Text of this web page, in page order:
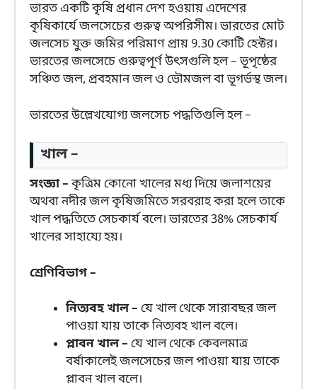
ভারত একটি কৃষি প্রধান দেশ হওয়ায় এদেশের
কৃষিকার্যে জলসেচের গুরুত্ব অপরিসীম। ভারতের মোট
জলসেচ যুক্ত জমির পরিমাণ প্রায় 9.30 কোটি হেক্টর।
ভারতের জলসেচে গুরুত্বপূর্ণ উৎসগুলি হল – ভূপৃষ্ঠের
সঞ্চিত জল, প্রবহমান জল ও ভৌমজল বা ভূগর্ভস্থ জল।
ভারতের উল্লেখযোগ্য জলসেচ পদ্ধতিগুলি হল –
খাল –
সংজ্ঞা –কৃত্রিম কোনো খালের মধ্য দিয়ে জলাশয়ের
অথবা নদীর জল কৃষিজমিতে সরবরাহ করা হলে তাকে
খাল পদ্ধতিতে সেচকার্য বলে। ভারতের 38% সেচকার্য
খালের সাহায্যে হয়।
শ্রেণিবিভাগ –
নিত্যবহ খাল – যে খাল থেকে সারাবছর জল
পাওয়া যায় তাকে নিত্যবহ খাল বলে।
প্লাবন খাল – যে খাল থেকে কেবলমাত্র
বর্ষাকালেই জলসেচের জল পাওয়া যায় তাকে
প্লাবন খাল বলে।